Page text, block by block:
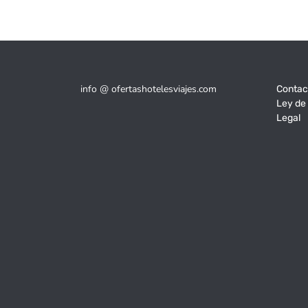
info @ ofertashotelesviajes.com
Ley
Legal